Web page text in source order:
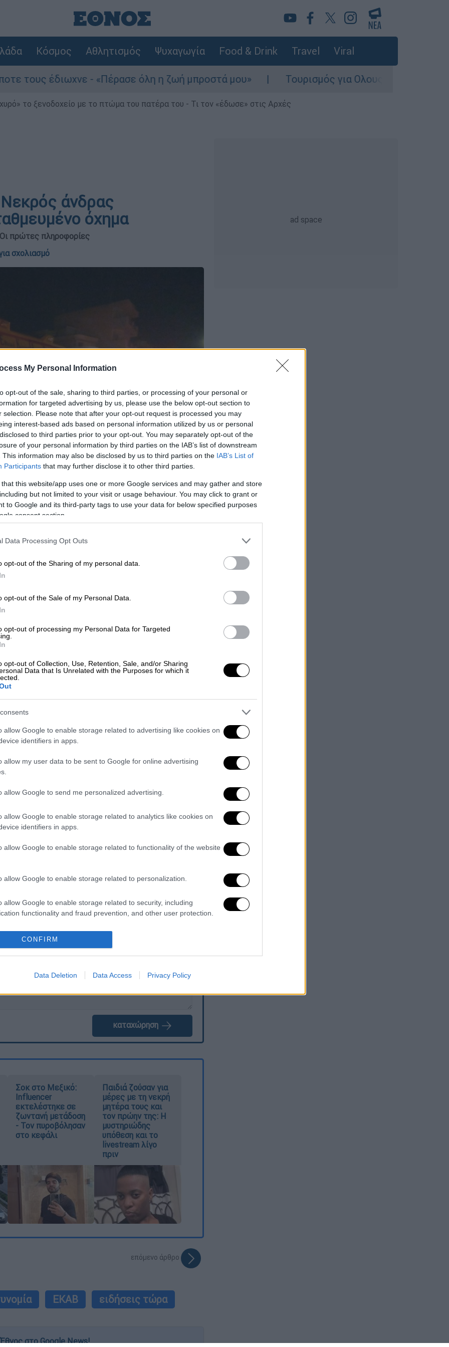
My Personal Information
opt-out of the sale, sharing to third parties, or processing of your personal or
for targeted advertising by us, please use the below opt-out section to
selection. Please note that after your opt-out request is processed you may
interest-based ads based on personal information utilized by us or personal
to third parties prior to your opt-out. You may separately opt-out of the
of your personal information by third parties on the IAB’s list of downstream
This information may also be disclosed by us to third parties on the IAB’s List of
Participants that may further disclose it to other third parties.
that this website/app uses one or more Google services and may gather and store
but not limited to your visit or usage behaviour. You may click to grant or
to Google and its third-party tags to use your data for below specified purposes
consent section.
Data Processing Opt Outs
opt-out of the Sharing of my personal data.
opt-out of the Sale of my Personal Data.
opt-out of processing my Personal Data for Targeted
opt-out of Collection, Use, Retention, Sale, and/or Sharing
Data that Is Unrelated with the Purposes for which it
allow Google to enable storage related to advertising like cookies on
identifiers in apps.
allow my user data to be sent to Google for online advertising
allow Google to send me personalized advertising.
allow Google to enable storage related to analytics like cookies on
identifiers in apps.
allow Google to enable storage related to functionality of the website
allow Google to enable storage related to personalization.
allow Google to enable storage related to security, including
functionality and fraud prevention, and other user protection.
CONFIRM
Data Deletion Data Access Privacy Policy
Κόσμος Αθλητισμός Ψυχαγωγία Food & Drink Travel Viral
έδιωχνε - «Πέρασε όλη η ζωή μπροστά μου» Τουρισμός για Ολους 2026-2027: Τα SOS
το ξενοδοχείο με το πτώμα του πατέρα του - Τι τον «έδωσε» στις Αρχές
άνδρας
όχημα
πρώτες πληροφορίες
σχολιασμό
το ΕΘΝΟΣ στη Google
στα Σπάτασήμερα (14/5) το
βρισκόταν η σορός- εντοπίστηκε
από ανθρωποκυνηγητό της
Παιανία και Σπάτα - Συνολικά 16
που ήταν σταθμευμένο
στη λεωφόρο,
της ομάδας ΔΙΑΣ που έφτασαν εκεί
του, σύμφωνα με τις πρώτες
διαπιστώθηκε ότι ο άνδρας
ΕΘΝΟΣ θα παρεμβαίνει και τα προσβλητικά σχόλια θα
καταχώρηση
Σοκ στο Μεξικό:
Influencer
εκτελέστηκε σε
ζωντανή μετάδοση
- Τον πυροβόλησαν
στο κεφάλι
Παιδιά ζούσαν για
μέρες με τη νεκρή
μητέρα τους και
τον πρώην της: Η
μυστηριώδης
υπόθεση και το
livestream λίγο
πριν
επόμενο άρθρο
ΕΚΑΒ ειδήσεις τώρα
στο Google News!